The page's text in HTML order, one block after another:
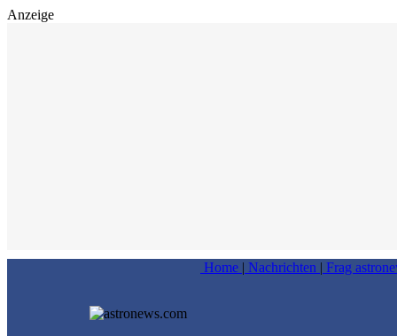
Anzeige
Home | Nachrichten | Frag